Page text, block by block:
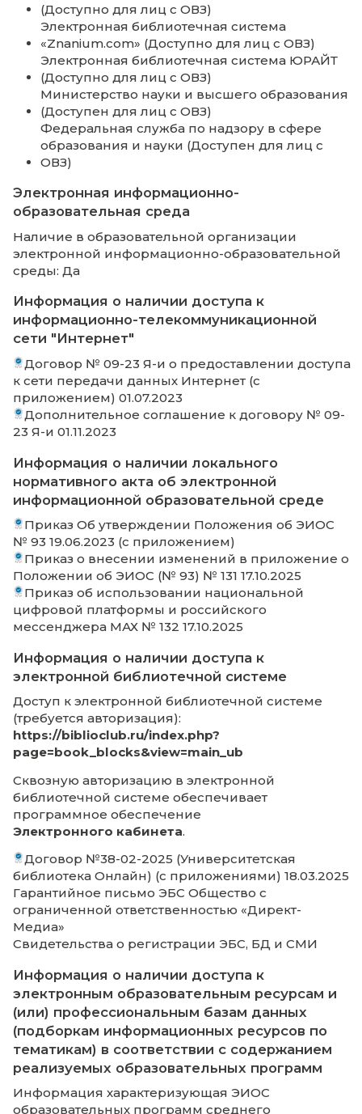
направлениям подготовки. В читальном
библиотеки предоставляется доступ к
электронным библиотечным ресурсам и
Интернет.
Информация о доступе к
информационным системам и
информационно-
Элементы ЭИОС института включают
оформления интерфейса для
(увеличенный шрифт, голосовое
Официальный сайт АНООВО КИУ
для лиц с ОВЗ)
Электронная образовательная
АНООВО КИУ (Доступен для лиц с
Электронная информационно-
образовательная среда и система
электронного обучения (Доступно
ОВЗ)
Электронная библиотека
библиотека oнлайн» (Доступно для
ОВЗ)
Национальная электронная
(Доступно для лиц с ОВЗ)
Электронная библиотечная система
«Znanium.com» (Доступно для лиц с
Электронная библиотечная система
Министерство науки и высшего
(Доступен для лиц с ОВЗ)
Федеральная служба по надзору в
образования и науки (Доступен для
ОВЗ)
Электронная информационно-
образовательная среда
Наличие в образовательной организации
электронной информационно-
среды: Да
Информация о наличии доступа к
информационно-
сети "Интернет"
Договор № 09-23 Я-и о предоставлении
к сети передачи данных Интернет (с
приложением) 01.07.2023
Дополнительное соглашение к
23 Я-и 01.11.2023
Информация о наличии локального